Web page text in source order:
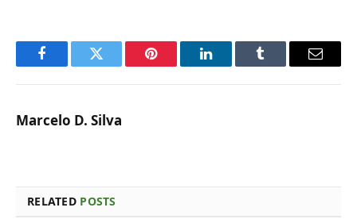
FacebookTwitter Pinterest LinkedInTumblr Email
Marcelo D. Silva
RELATED POSTS